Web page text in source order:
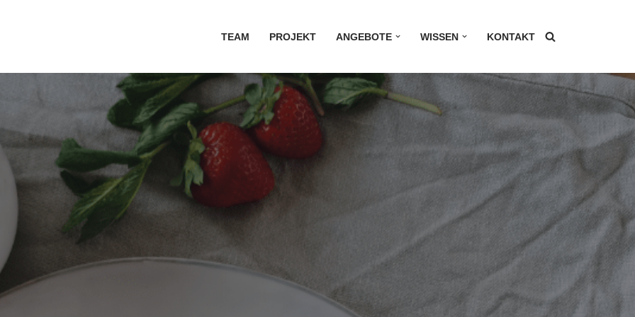
TEAM PROJEKT ANGEBOTE WISSEN KONTAKT